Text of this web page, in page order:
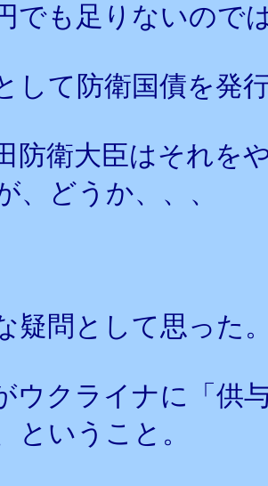
でも足りないので
して防衛国債を発
防衛大臣はそれを
、どうか、、、
疑問として思った
ウクライナに「供
ということ。